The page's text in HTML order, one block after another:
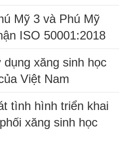
Mỹ 3 và Phú Mỹ
ISO 50001:2018
xăng sinh học
Việt Nam
tình hình triển khai
xăng sinh học